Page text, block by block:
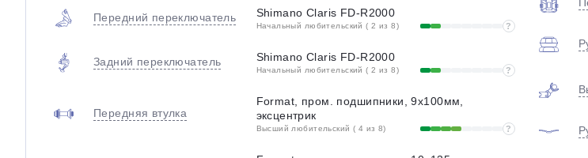
Передний переключатель Shimano Claris FD-R2000
Начальный любительский ( 2 из 8) ?
Задний переключатель Shimano Claris FD-R2000
Начальный любительский ( 2 из 8) ?
Передняя втулка
Format, пром. подшипники, 9x100мм,
эксцентрик
Высший любительский ( 4 из 8) ?